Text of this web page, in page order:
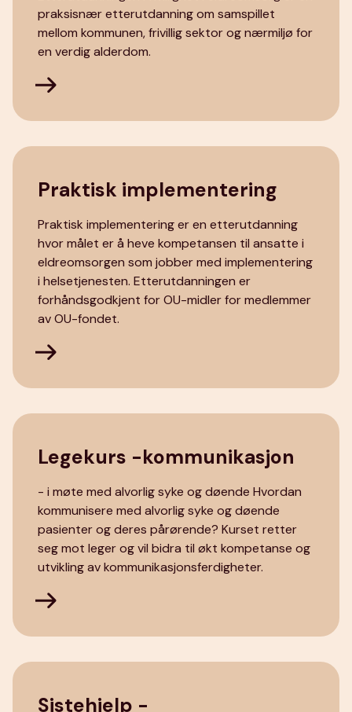
praksisnær etterutdanning om samspillet
mellom kommunen, frivillig sektor og nærmiljø for
en verdig alderdom.
Praktisk implementering
Praktisk implementering er en etterutdanning
hvor målet er å heve kompetansen til ansatte i
eldreomsorgen som jobber med implementering
i helsetjenesten. Etterutdanningen er
forhåndsgodkjent for OU-midler for medlemmer
av OU-fondet.
Legekurs -kommunikasjon
- i møte med alvorlig syke og døende Hvordan
kommunisere med alvorlig syke og døende
pasienter og deres pårørende? Kurset retter
seg mot leger og vil bidra til økt kompetanse og
utvikling av kommunikasjonsferdigheter.
Sistehjelp -